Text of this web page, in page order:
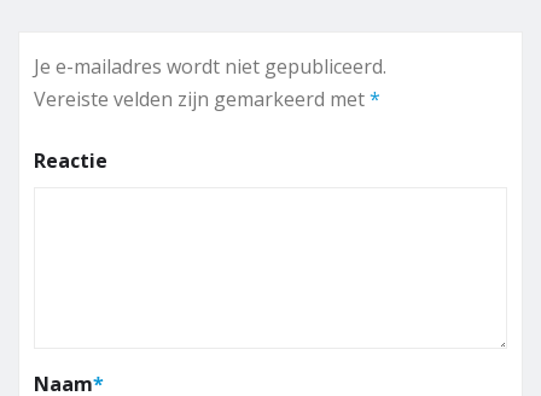
Je e-mailadres wordt niet gepubliceerd.
Vereiste velden zijn gemarkeerd met*
Reactie
Naam*